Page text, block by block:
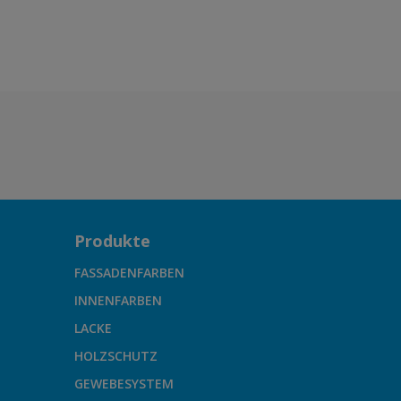
Produkte
FASSADENFARBEN
INNENFARBEN
LACKE
HOLZSCHUTZ
GEWEBESYSTEM